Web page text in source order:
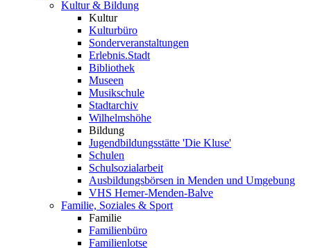
Kultur & Bildung
Kultur
Kulturbüro
Sonderveranstaltungen
Erlebnis.Stadt
Bibliothek
Museen
Musikschule
Stadtarchiv
Wilhelmshöhe
Bildung
Jugendbildungsstätte 'Die Kluse'
Schulen
Schulsozialarbeit
Ausbildungsbörsen in Menden und Umgebung
VHS Hemer-Menden-Balve
Familie, Soziales & Sport
Familie
Familienbüro
Familienlotse